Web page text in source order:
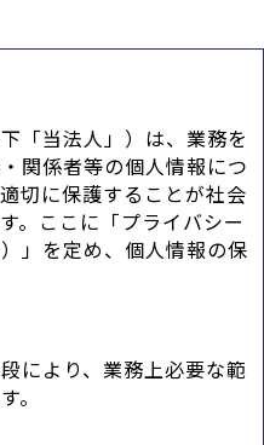
「当法人」）は、業務を
関係者等の個人情報につ
切に保護することが社会
。ここに「プライバシー
」を定め、個人情報の保
により、業務上必要な範
。